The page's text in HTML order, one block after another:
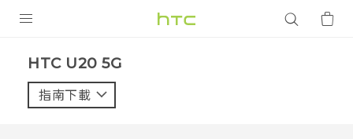
VIVE
‎HTC U20 5G‎
指南下載